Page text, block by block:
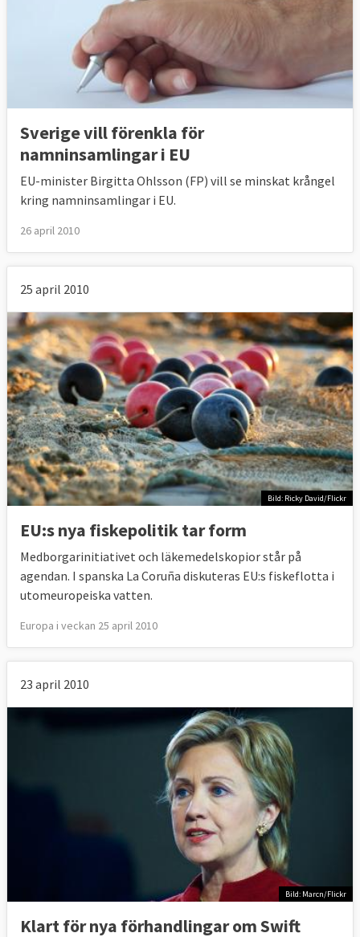
Sverige vill förenkla för
namninsamlingar i EU
EU-minister Birgitta Ohlsson (FP) vill se minskat krångel
kring namninsamlingar i EU.
26 april 2010
25 april 2010
Bild: Ricky David/Flickr
EU:s nya fiskepolitik tar form
Medborgarinitiativet och läkemedelskopior står på
agendan. I spanska La Coruña diskuteras EU:s fiskeflotta i
utomeuropeiska vatten.
Europa i veckan 25 april 2010
23 april 2010
Bild: Marcn/Flickr
Klart för nya förhandlingar om Swift